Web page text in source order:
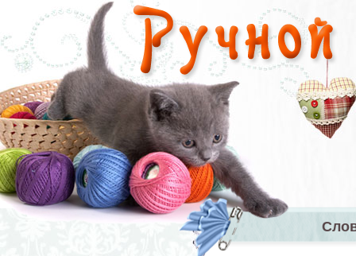
Перейти к основному содержанию
Главное